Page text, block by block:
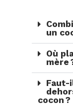
un
Où
mère
Faut-
cocon ?